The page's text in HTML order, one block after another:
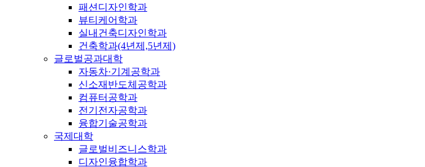
패션디자인학과
뷰티케어학과
실내건축디자인학과
건축학과(4년제,5년제)
글로벌공과대학
자동차·기계공학과
신소재반도체공학과
컴퓨터공학과
전기전자공학과
융합기술공학과
국제대학
글로벌비즈니스학과
디자인융합학과